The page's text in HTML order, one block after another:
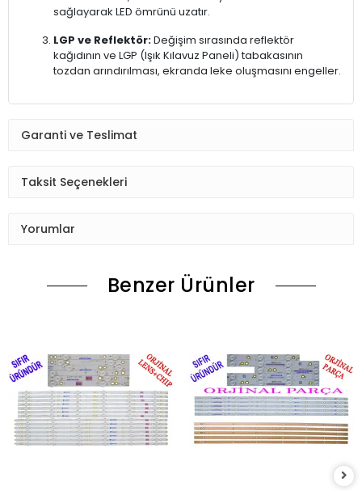
sağlayarak LED ömrünü uzatır.
LGP ve Reflektör:Değişim sırasında reflektör
kağıdının ve LGP (Işık Kılavuz Paneli) tabakasının
tozdan arındırılması, ekranda leke oluşmasını engeller.
Garanti ve Teslimat
Taksit Seçenekleri
Yorumlar
Benzer Ürünler